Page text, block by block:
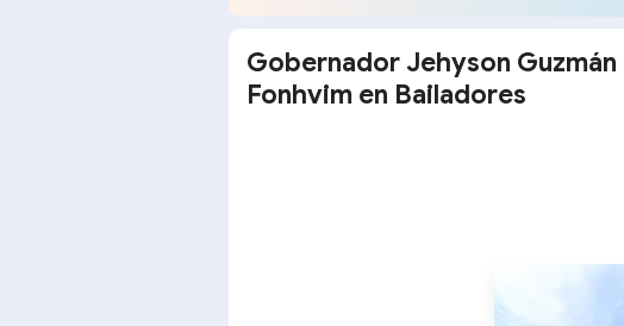
Gobernador Jehyson
Fonhvim en Bailadores